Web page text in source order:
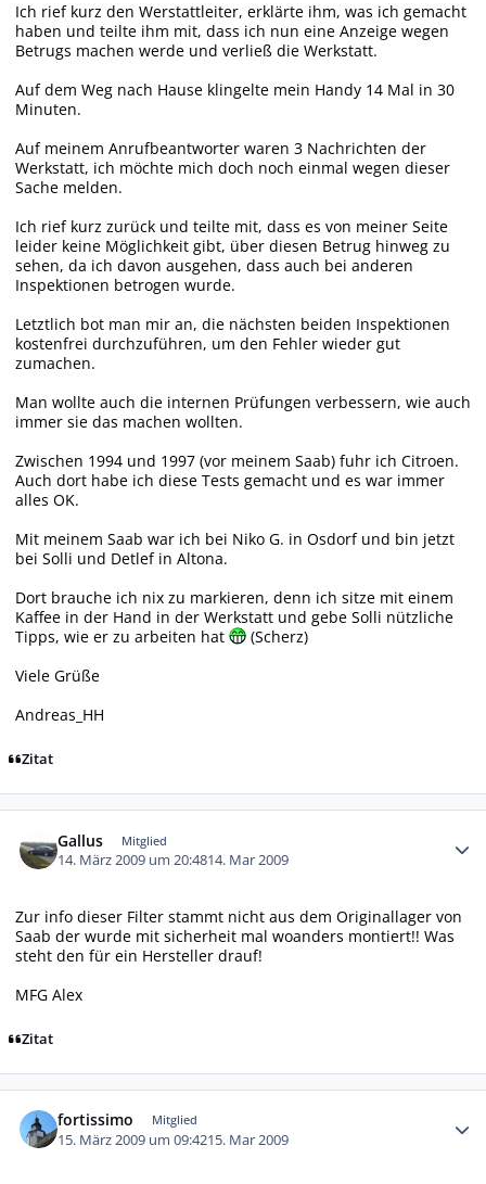
Ich rief kurz den Werstattleiter, erklärte ihm, was ich gemacht
haben und teilte ihm mit, dass ich nun eine Anzeige wegen
Betrugs machen werde und verließ die Werkstatt.
Auf dem Weg nach Hause klingelte mein Handy 14 Mal in 30
Minuten.
Auf meinem Anrufbeantworter waren 3 Nachrichten der
Werkstatt, ich möchte mich doch noch einmal wegen dieser
Sache melden.
Ich rief kurz zurück und teilte mit, dass es von meiner Seite
leider keine Möglichkeit gibt, über diesen Betrug hinweg zu
sehen, da ich davon ausgehen, dass auch bei anderen
Inspektionen betrogen wurde.
Letztlich bot man mir an, die nächsten beiden Inspektionen
kostenfrei durchzuführen, um den Fehler wieder gut
zumachen.
Man wollte auch die internen Prüfungen verbessern, wie auch
immer sie das machen wollten.
Zwischen 1994 und 1997 (vor meinem Saab) fuhr ich Citroen.
Auch dort habe ich diese Tests gemacht und es war immer
alles OK.
Mit meinem Saab war ich bei Niko G. in Osdorf und bin jetzt
bei Solli und Detlef in Altona.
Dort brauche ich nix zu markieren, denn ich sitze mit einem
Kaffee in der Hand in der Werkstatt und gebe Solli nützliche
Tipps, wie er zu arbeiten hat
(Scherz)
Viele Grüße
Andreas_HH
Zitat
Gallus Mitglied
14. März 2009 um 20:4814. Mar 2009
Zur info dieser Filter stammt nicht aus dem Originallager von
Saab der wurde mit sicherheit mal woanders montiert!! Was
steht den für ein Hersteller drauf!
MFG Alex
Zitat
fortissimo Mitglied
15. März 2009 um 09:4215. Mar 2009